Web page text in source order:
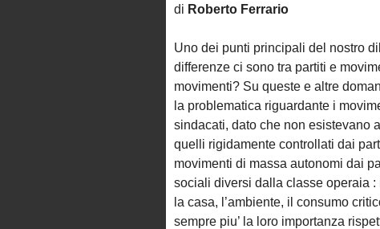
di Roberto Ferrario
Uno dei punti principali del nostro
differenze ci sono tra partiti e
movimenti? Su queste e altre
la problematica riguardante i
sindacati, dato che non esistevano
quelli rigidamente controllati dai
movimenti di massa autonomi dai
sociali diversi dalla classe operaia
la casa, l’ambiente, il consumo
sempre piu’ la loro importanza